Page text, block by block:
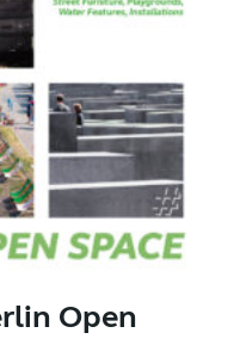
Open